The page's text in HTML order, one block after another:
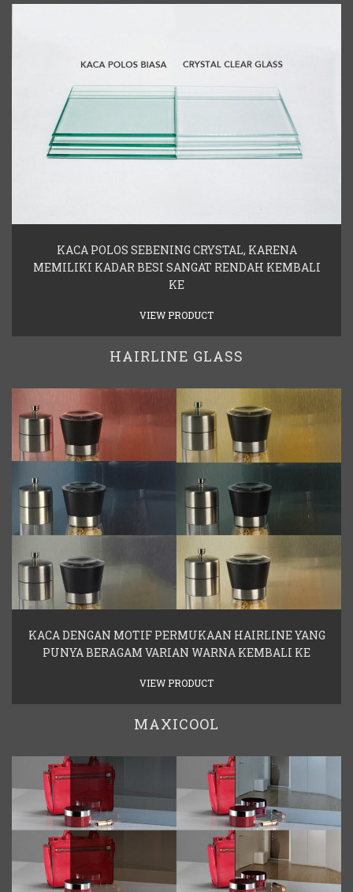
KACA POLOS SEBENING CRYSTAL, KARENA
MEMILIKI KADAR BESI SANGAT RENDAH KEMBALI
KE
VIEW PRODUCT
HAIRLINE GLASS
KACA DENGAN MOTIF PERMUKAAN HAIRLINE YANG
PUNYA BERAGAM VARIAN WARNA KEMBALI KE
VIEW PRODUCT
MAXICOOL